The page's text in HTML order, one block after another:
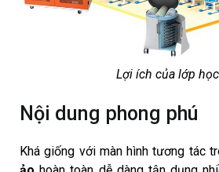
Lợi ích của lớp
Nội dung phong phú
Khá giống với màn hình tương tác